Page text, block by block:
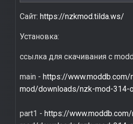
Сайт: https://nzkmod.tilda.ws/
Установка:
ссылка для скачивания с
main - https://
mod/downloads/nzk-mod-314-
part1 - https://